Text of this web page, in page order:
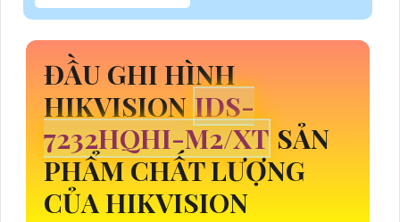
ĐẦU GHI HÌNH
HIKVISIONIDS-
7232HQHI-M2/XT SẢN
PHẨM CHẤT LƯỢNG
CỦA HIKVISION